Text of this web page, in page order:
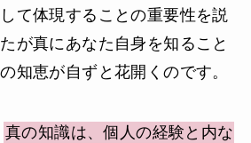
て体現することの重要性を説
が真にあなた自身を知ること
知恵が自ずと花開くのです。
真の知識は、個人の経験と内な